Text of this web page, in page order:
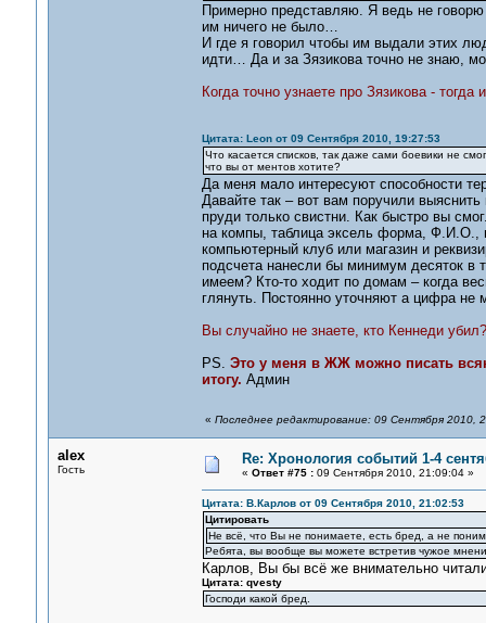
Примерно представляю. Я ведь не
им ничего не было…
И где я говорил чтобы им выдали этих
идти… Да и за Зязикова точно не знаю,
Когда точно узнаете про Зязикова - тогда
Цитата: Leon от 09 Сентября 2010, 19:27:53
Что касается списков, так даже сами боевики не
что вы от ментов хотите?
Да меня мало интересуют способности
Давайте так – вот вам поручили
пруди только свистни. Как быстро вы
на компы, таблица эксель форма, Ф.И.О.,
компьютерный клуб или магазин и
подсчета нанесли бы минимум десяток
имеем? Кто-то ходит по домам – когда
глянуть. Постоянно уточняют а цифра не
Вы случайно не знаете, кто Кеннеди убил?
PS. Это у меня в ЖЖ можно писать
итогу. Админ
« Последнее редактирование: 09 Сентября 2010,
alex
Гость
Re: Хронология событий 1-4
« Ответ #75 :09 Сентября 2010, 21:09:04 »
Цитата: В.Карлов от 09 Сентября 2010, 21:02:53
Цитировать
Не всё, что Вы не понимаете, есть бред, а не
Ребята, вы вообще вы можете встретив чужое
Карлов, Вы бы всё же внимательно
Цитата: qvesty
Господи какой бред.